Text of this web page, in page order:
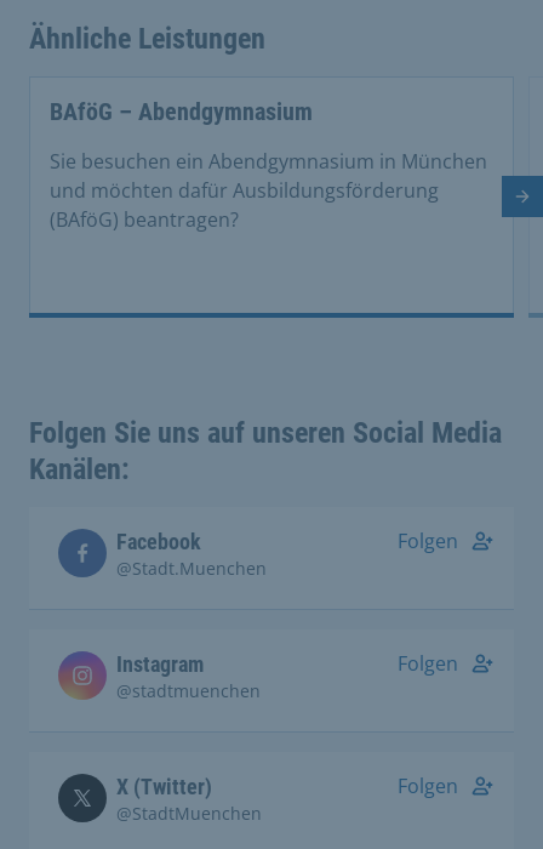
Ähnliche Leistungen
BAföG – Abendgymnasium
Sie besuchen ein Abendgymnasium in München
und möchten dafür Ausbildungsförderung
(BAföG) beantragen?
Folgen Sie uns auf unseren Social Media
Kanälen:
Facebook
@Stadt.Muenchen
Folgen
Instagram
@stadtmuenchen
Folgen
X (Twitter)
@StadtMuenchen
Folgen